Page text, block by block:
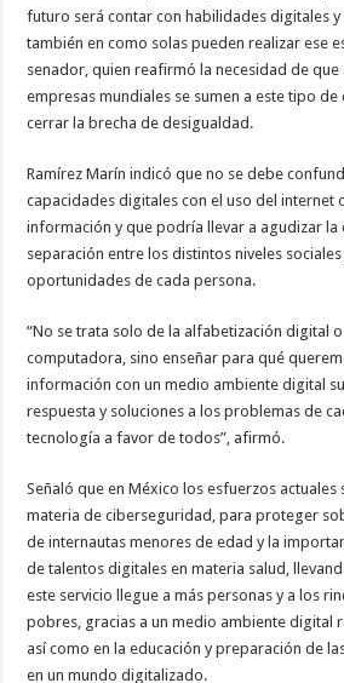
futuro será contar con habilidades digitales
también en como solas pueden realizar ese
senador, quien reafirmó la necesidad de que
empresas mundiales se sumen a este tipo
cerrar la brecha de desigualdad.
Ramírez Marín indicó que no se debe
capacidades digitales con el uso del internet
información y que podría llevar a agudizar la
separación entre los distintos niveles
oportunidades de cada persona.
“No se trata solo de la alfabetización digital
computadora, sino enseñar para qué
información con un medio ambiente digital
respuesta y soluciones a los problemas de
tecnología a favor de todos”, afirmó.
Señaló que en México los esfuerzos actuales
materia de ciberseguridad, para proteger
de internautas menores de edad y la
de talentos digitales en materia salud,
este servicio llegue a más personas y a los
pobres, gracias a un medio ambiente digital
así como en la educación y preparación de
en un mundo digitalizado.